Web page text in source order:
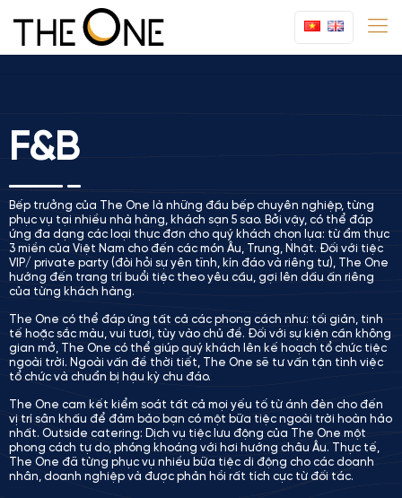
F&B
Bếp trưởng của The One là những đầu bếp chuyên nghiệp, từng
phục vụ tại nhiều nhà hàng, khách sạn 5 sao. Bởi vậy, có thể đáp
ứng đa dạng các loại thực đơn cho quý khách chọn lựa: từ ẩm thực
3 miền của Việt Nam cho đến các món Âu, Trung, Nhật. Đối với tiệc
VIP/ private party (đòi hỏi sự yên tĩnh, kín đáo và riêng tư), The One
hướng đến trang trí buổi tiệc theo yêu cầu, gợi lên dấu ấn riêng
của từng khách hàng.
The One có thể đáp ứng tất cả các phong cách như: tối giản, tinh
tế hoặc sắc màu, vui tươi, tùy vào chủ đề. Đối với sự kiện cần không
gian mở, The One có thể giúp quý khách lên kế hoạch tổ chức tiệc
ngoài trời. Ngoài vấn đề thời tiết, The One sẽ tư vấn tận tình việc
tổ chức và chuẩn bị hậu kỳ chu đáo.
The One cam kết kiểm soát tất cả mọi yếu tố từ ánh đèn cho đến
vị trí sân khấu để đảm bảo bạn có một bữa tiệc ngoài trời hoàn hảo
nhất. Outside catering: Dịch vụ tiệc lưu động của The One một
phong cách tự do, phóng khoáng với hơi hướng châu Âu. Thực tế,
The One đã từng phục vụ nhiều bữa tiệc di động cho các doanh
nhân, doanh nghiệp và được phản hồi rất tích cực từ đối tác.